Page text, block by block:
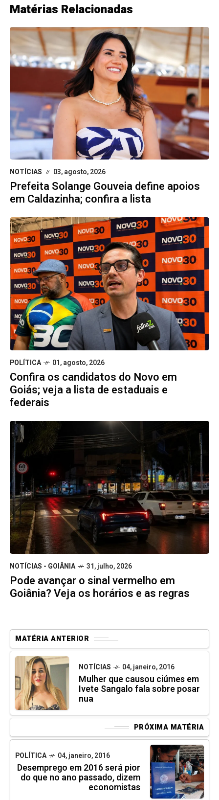
Matérias Relacionadas
NOTÍCIAS 03, agosto, 2026
Prefeita Solange Gouveia define apoios
em Caldazinha; confira a lista
POLÍTICA 01, agosto, 2026
Confira os candidatos do Novo em
Goiás; veja a lista de estaduais e
federais
NOTÍCIAS - GOIÂNIA 31, julho, 2026
Pode avançar o sinal vermelho em
Goiânia? Veja os horários e as regras
MATÉRIA ANTERIOR
NOTÍCIAS 04, janeiro, 2016
Mulher que causou ciúmes em
Ivete Sangalo fala sobre posar
nua
PRÓXIMA MATÉRIA
POLÍTICA 04, janeiro, 2016
Desemprego em 2016 será pior
do que no ano passado, dizem
economistas